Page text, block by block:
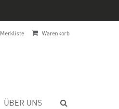
Merkliste Warenkorb
ÜBER UNS